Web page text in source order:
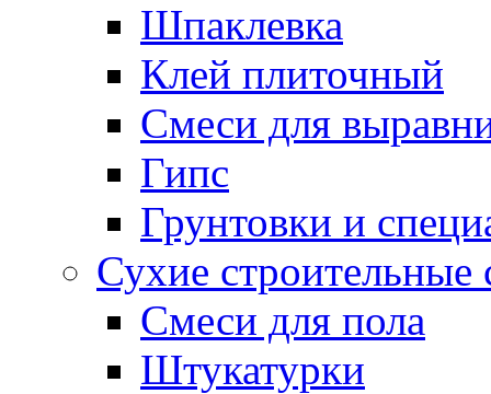
Шпаклевка
Клей плиточный
Смеси для
Гипс
Грунтовки и
Сухие
Смеси для пола
Штукатурки